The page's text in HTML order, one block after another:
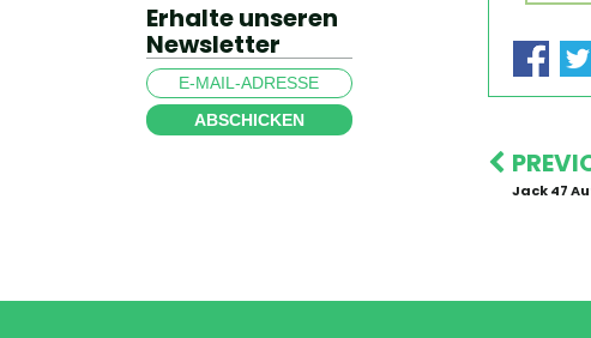
Erhalte unseren
Newsletter
ABSCHICKEN
Jack 47